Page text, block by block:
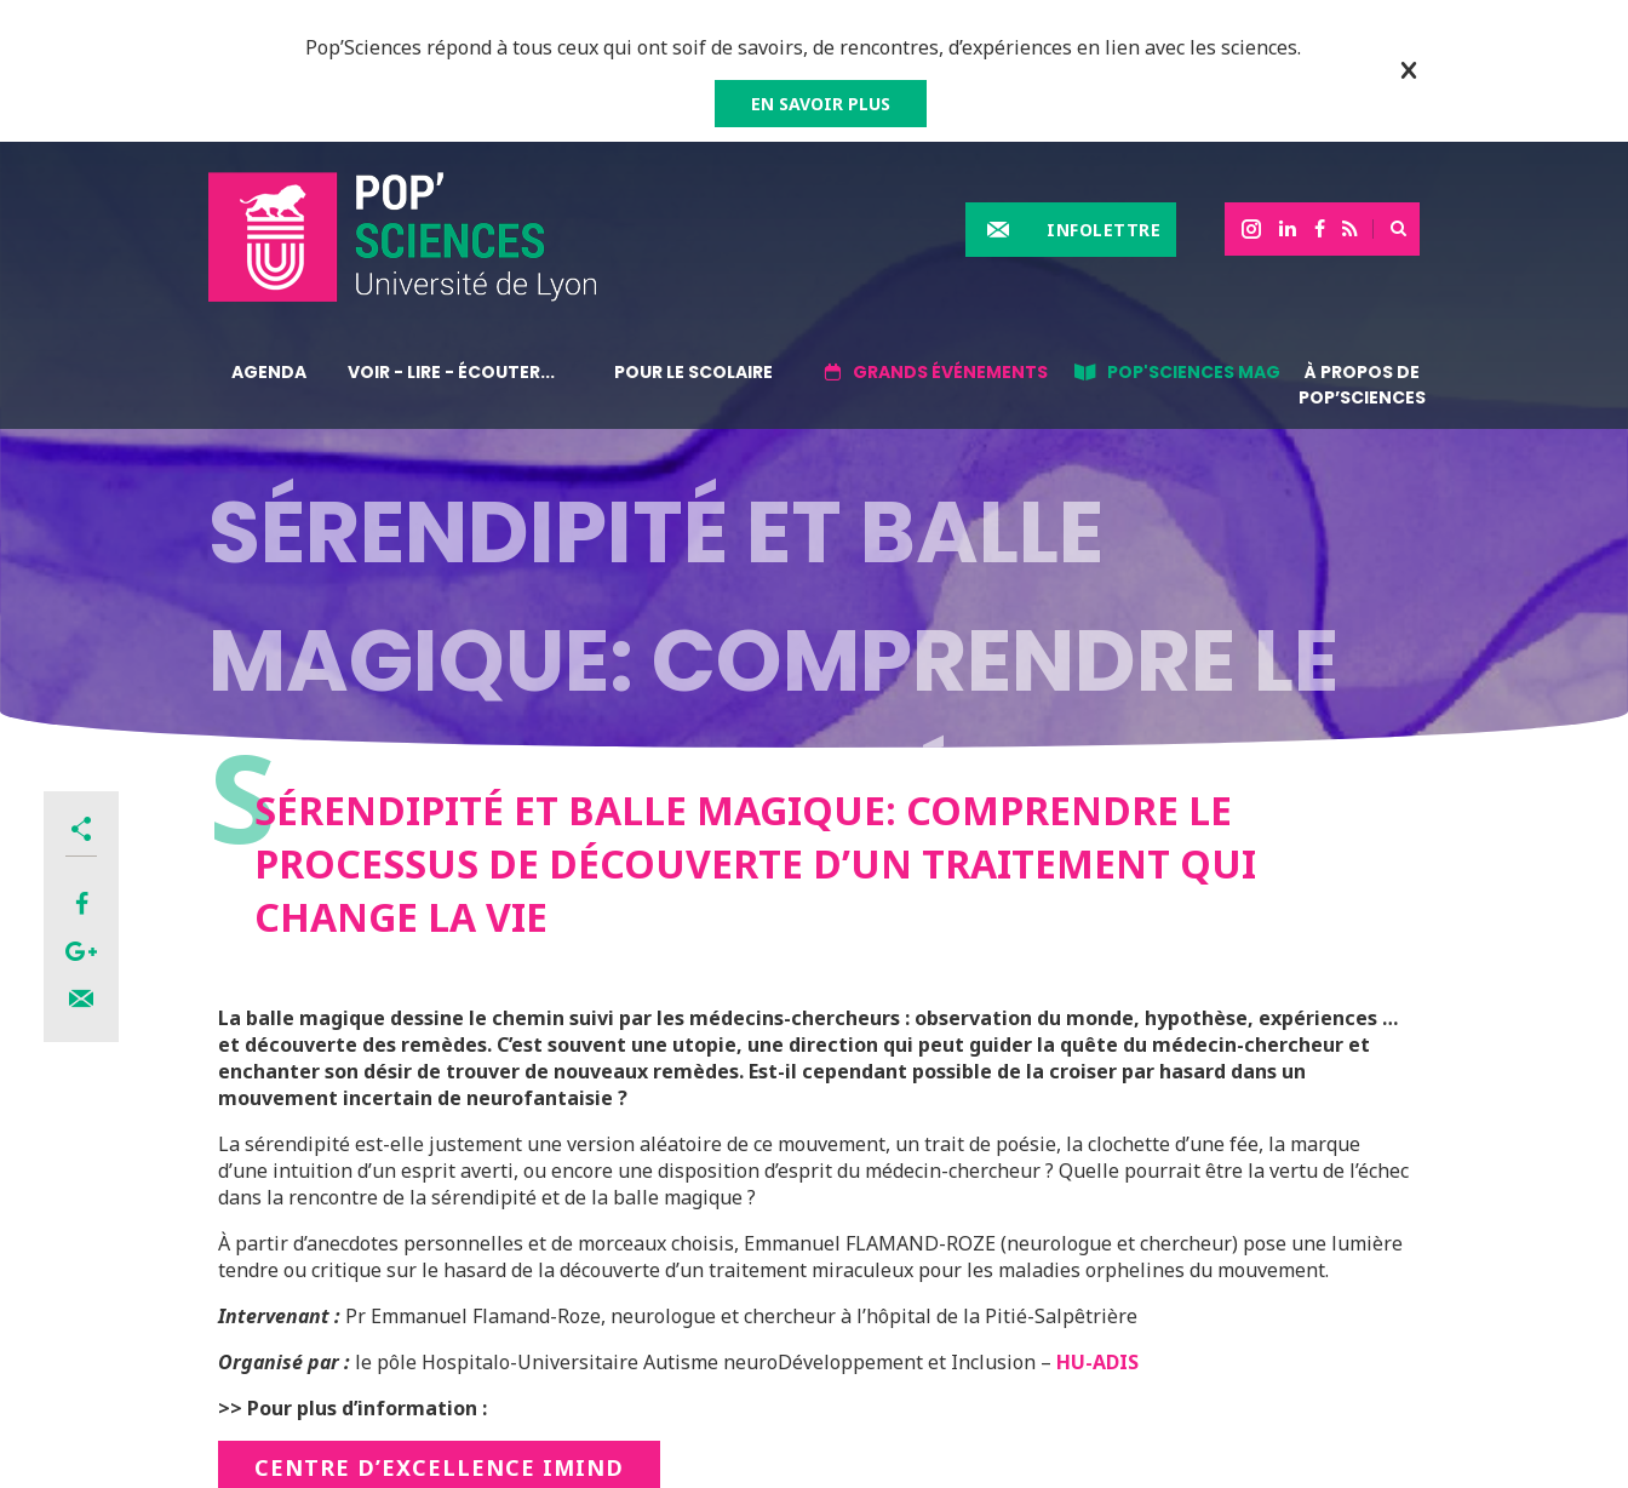
Pop’Sciences répond à tous ceux qui ont soif de savoirs, de rencontres, d’expériences en lien avec les sciences.
EN SAVOIR PLUS
INFOLETTRE
AGENDA VOIR - LIRE - ÉCOUTER... POUR LE SCOLAIRE GRANDS ÉVÉNEMENTS POP'SCIENCES MAG
À PROPOS DE
POP’SCIENCES
SÉRENDIPITÉ ET BALLE
MAGIQUE: COMPRENDRE LE
PROCESSUS DE DÉCOUVERTE
D’UN TRAITEMENT QUI
CHANGE LA VIE
SSÉRENDIPITÉ ET BALLE MAGIQUE: COMPRENDRE LE
PROCESSUS DE DÉCOUVERTE D’UN TRAITEMENT QUI
CHANGE LA VIE
La balle magique dessine le chemin suivi par les médecins-chercheurs : observation du monde, hypothèse, expériences …
et découverte des remèdes. C’est souvent une utopie, une direction qui peut guider la quête du médecin-chercheur et
enchanter son désir de trouver de nouveaux remèdes. Est-il cependant possible de la croiser par hasard dans un
mouvement incertain de neurofantaisie ?
La sérendipité est-elle justement une version aléatoire de ce mouvement, un trait de poésie, la clochette d’une fée, la marque
d’une intuition d’un esprit averti, ou encore une disposition d’esprit du médecin-chercheur ? Quelle pourrait être la vertu de l’échec
dans la rencontre de la sérendipité et de la balle magique ?
À partir d’anecdotes personnelles et de morceaux choisis, Emmanuel FLAMAND-ROZE (neurologue et chercheur) pose une lumière
tendre ou critique sur le hasard de la découverte d’un traitement miraculeux pour les maladies orphelines du mouvement.
Intervenant : Pr Emmanuel Flamand-Roze, neurologue et chercheur à l’hôpital de la Pitié-Salpêtrière
Organisé par : le pôle Hospitalo-Universitaire Autisme neuroDéveloppement et Inclusion – HU-ADIS
>> Pour plus d’information :
CENTRE D’EXCELLENCE IMIND